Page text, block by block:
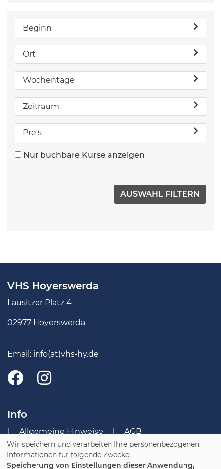
Beginn
Ort
Wochentage
Zeitraum
Preis
Nur buchbare Kurse anzeigen
VHS Hoyerswerda
Lausitzer Platz 4
02977 Hoyerswerda
Email: info(at)vhs-hy.de
Info
Allgemeine Hinweise
AGB
Impressum
Datenschutzerklärung
Widerruf
Wir speichern und verarbeiten Ihre personenbezogenen
Informationen für folgende Zwecke:
Speicherung von Einstellungen dieser Anwendung,